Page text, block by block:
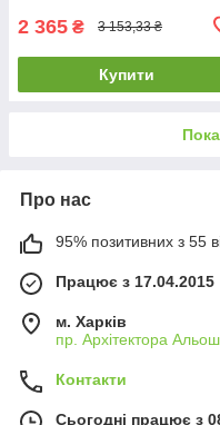
2 365 ₴ 3 153,33 ₴
Купити
Про нас
95% позитивних з 55
Працює з 17.04.2015
м. Харків
пр. Архітектора
Контакти
Сьогодні працює з